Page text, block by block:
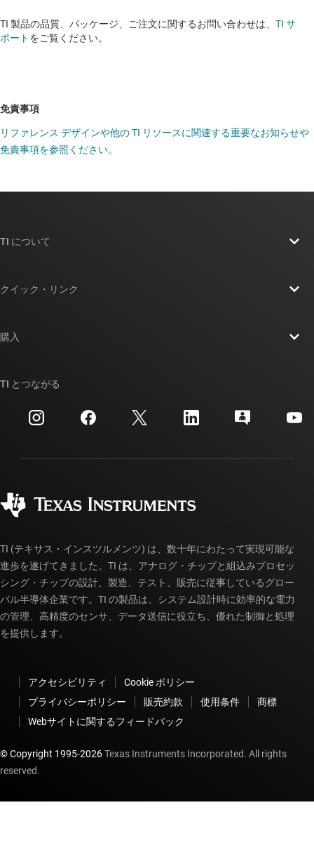
TI 製品の品質、パッケージ、ご注文に関するお問い合わせは、 TI サ
ポート をご覧ください。
免責事項
リファレンス デザインや他の TI リソースに関連する重要なお知らせや
免責事項を参照ください。
TI について
投資家向け情報
製造
クイック・リンク
クロスリファレンス検索
カスタマー・サポート・センター
myTI アカウントの FAQ
購入
ご注文に関する FAQ
TI とつながる
TI (テキサス・インスツルメンツ) は、数十年にわたって実現可能な
進歩を遂げてきました。TI は、アナログ・チップと組込みプロセッ
シング・チップの設計、製造、テスト、販売に従事しているグロー
バル半導体企業です。TI の製品は、システム設計時に効率的な電力
の管理、高精度のセンサ、データ送信に役立ち、優れた制御と処理
を提供します。
アクセシビリティ
Cookie ポリシー
プライバシーポリシー
販売約款 使用条件
商標
Webサイトに関するフィードバック
© Copyright 1995-2026Texas Instruments Incorporated. All rights
reserved.